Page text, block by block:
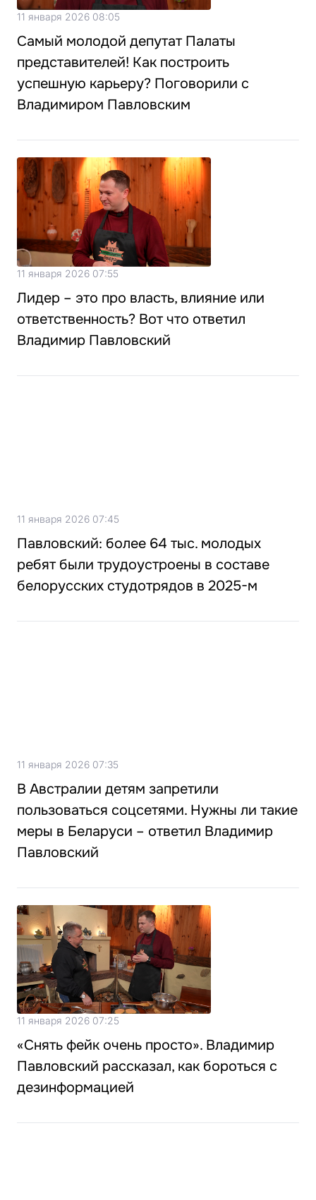
11 января 2026 08:05
Самый молодой депутат Палаты
представителей! Как построить
успешную карьеру? Поговорили с
Владимиром Павловским
11 января 2026 07:55
Лидер – это про власть, влияние или
ответственность? Вот что ответил
Владимир Павловский
11 января 2026 07:45
Павловский: более 64 тыс. молодых
ребят были трудоустроены в составе
белорусских студотрядов в 2025-м
11 января 2026 07:35
В Австралии детям запретили
пользоваться соцсетями. Нужны ли такие
меры в Беларуси – ответил Владимир
Павловский
11 января 2026 07:25
«Снять фейк очень просто». Владимир
Павловский рассказал, как бороться с
дезинформацией